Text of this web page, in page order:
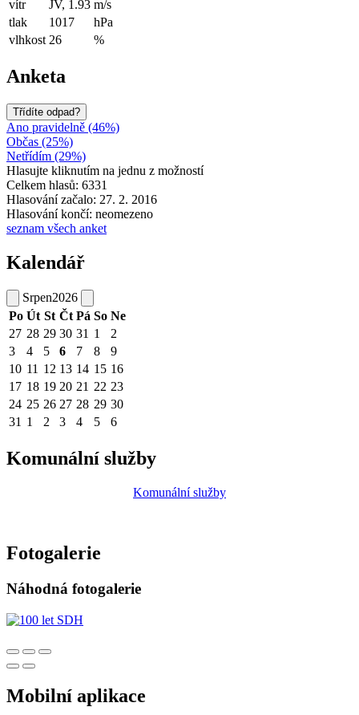
vítr
JV, 1.93 m/s
tlak
1017
hPa
vlhkost 26 %
Anketa
Třídíte odpad?
Ano pravidelně (46%)
Občas (25%)
Netřídím (29%)
Hlasujte kliknutím na jednu z možností
Celkem hlasů: 6331
Hlasování začalo: 27. 2. 2016
Hlasování končí: neomezeno
seznam všech anket
Kalendář
Srpen2026
Po Út St Čt Pá So Ne
27 28 29 30 31 1
2
3
4 5 6 7 8
9
10 11 12 13 14 15 16
17 18 19 20 21 22 23
24 25 26 27 28 29 30
31 1 2 3 4 5 6
Komunální služby
Komunální služby
Fotogalerie
Náhodná fotogalerie
Mobilní aplikace